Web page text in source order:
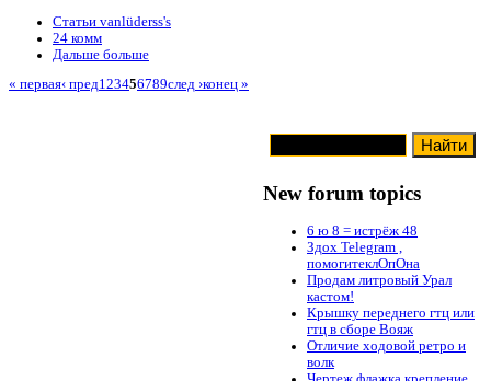
Статьи vanlüderss's
24 комм
Дальше больше
« первая‹ пред123456789след ›конец »
New forum topics
6 ю 8 = истрёж 48
Здох Telegram ,
помогитеклОпОна
Продам литровый Урал
кастом!
Крышку переднего гтц или
гтц в сборе Вояж
Отличие ходовой ретро и
волк